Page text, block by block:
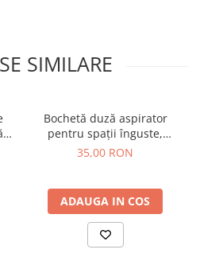
SIMILARE
Bochetă duză aspirator
pentru spații înguste,
diametru 45 mm
35,00 RON
ADAUGA IN COS